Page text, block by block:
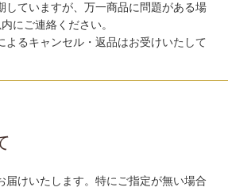
していますが、万一商品に問題がある場
にご連絡ください。
よるキャンセル・返品はお受けいたして
届けいたします。特にご指定が無い場合